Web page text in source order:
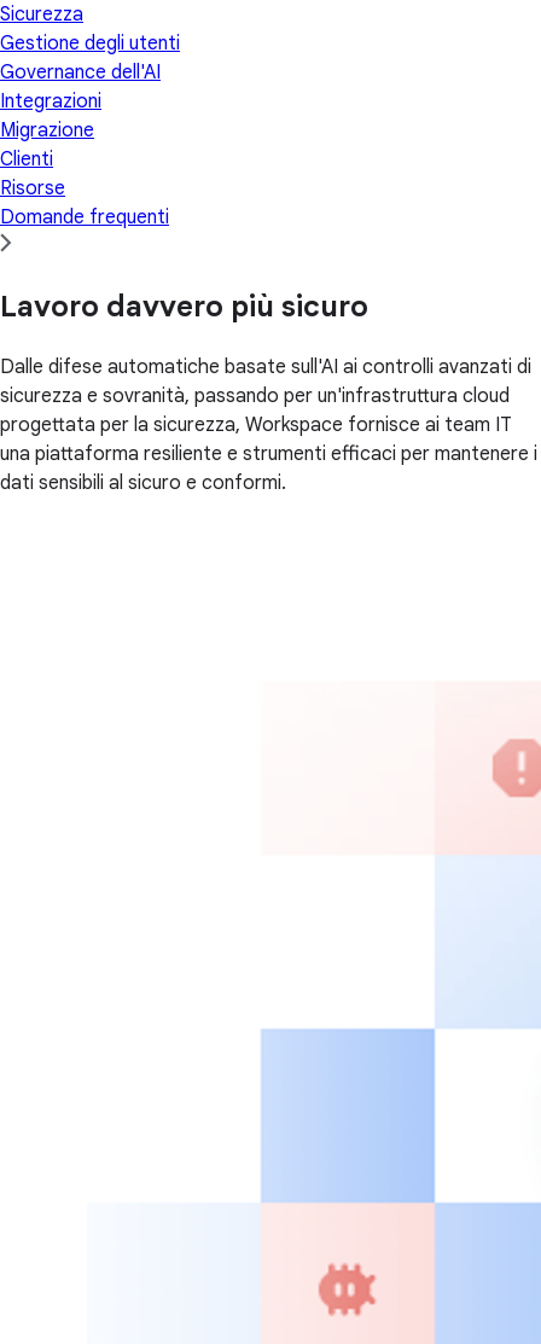
Sicurezza
Gestione degli utenti
Governance dell'AI
Integrazioni
Migrazione
Clienti
Risorse
Domande frequenti
Lavoro davvero più sicuro
Dalle difese automatiche basate sull'AI ai controlli avanzati di
sicurezza e sovranità, passando per un'infrastruttura cloud
progettata per la sicurezza, Workspace fornisce ai team IT
una piattaforma resiliente e strumenti efficaci per mantenere i
dati sensibili al sicuro e conformi.